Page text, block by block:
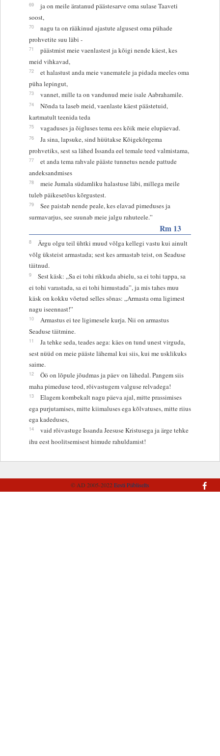
69
ja on meile äratanud päästesarve oma sulase Taaveti
soost,
70
nagu ta on rääkinud ajastute algusest oma pühade
prohvetite suu läbi -
71
päästmist meie vaenlastest ja kõigi nende käest, kes
meid vihkavad,
72
et halastust anda meie vanematele ja pidada meeles oma
püha lepingut,
73 vannet, mille ta on vandunud meie isale Aabrahamile.
74
Nõnda ta laseb meid, vaenlaste käest päästetuid,
kartmatult teenida teda
75 vagaduses ja õigluses tema ees kõik meie elupäevad.
76
Ja sina, lapsuke, sind hüütakse Kõigekõrgema
prohvetiks, sest sa lähed Issanda eel temale teed valmistama,
77
et anda tema rahvale pääste tunnetus nende pattude
andeksandmises
78
meie Jumala südamliku halastuse läbi, millega meile
tuleb päikesetõus kõrgustest.
79
See paistab nende peale, kes elavad pimeduses ja
surmavarjus, see suunab meie jalgu rahuteele.”
Rm 13
8
Ärgu olgu teil ühtki muud võlga kellegi vastu kui ainult
võlg üksteist armastada; sest kes armastab teist, on Seaduse
täitnud.
9
Sest käsk: „Sa ei tohi rikkuda abielu, sa ei tohi tappa, sa
ei tohi varastada, sa ei tohi himustada”, ja mis tahes muu
käsk on kokku võetud selles sõnas: „Armasta oma ligimest
nagu iseennast!”
10
Armastus ei tee ligimesele kurja. Nii on armastus
Seaduse täitmine.
11
Ja tehke seda, teades aega: käes on tund unest virguda,
sest nüüd on meie pääste lähemal kui siis, kui me usklikuks
saime.
12
Öö on lõpule jõudmas ja päev on lähedal. Pangem siis
maha pimeduse teod, rõivastugem valguse relvadega!
13
Elagem kombekalt nagu päeva ajal, mitte prassimises
ega purjutamises, mitte kiimaluses ega kõlvatuses, mitte riius
ega kadeduses,
14
vaid rõivastuge Issanda Jeesuse Kristusega ja ärge tehke
ihu eest hoolitsemisest himude rahuldamist!
© AD 2005-2022Eesti Piibliselts